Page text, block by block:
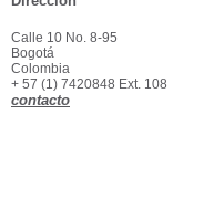
Calle 10 No. 8-95
Bogotá
Colombia
+ 57 (1) 7420848 Ext. 108
contacto